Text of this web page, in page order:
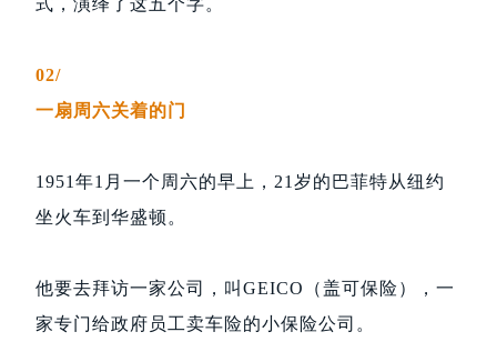
02/
一扇周六关着的门
1951年1月一个周六的早上，21岁的巴菲特从纽约
坐火车到华盛顿。
他要去拜访一家公司，叫GEICO（盖可保险），一
家专门给政府员工卖车险的小保险公司。